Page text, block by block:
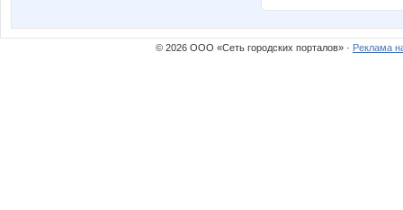
© 2026 ООО «Сеть городских порталов» · Реклама